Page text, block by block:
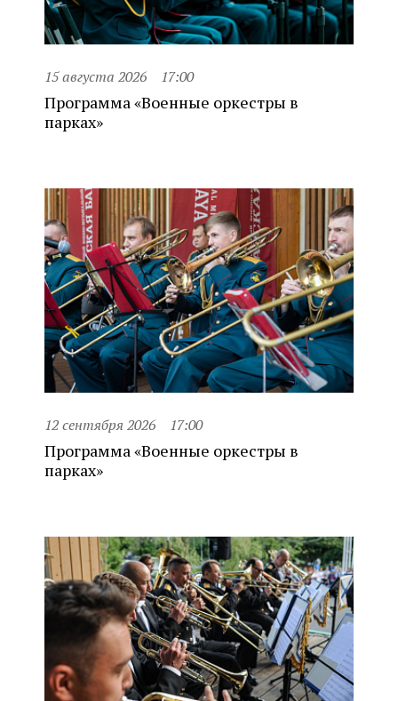
15 августа 2026 17:00
Программа «Военные оркестры в
парках»
12 сентября 2026 17:00
Программа «Военные оркестры в
парках»